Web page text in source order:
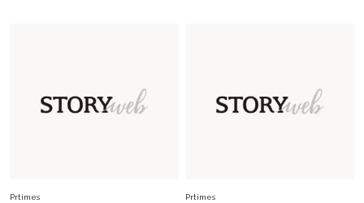
Prtimes Prtimes